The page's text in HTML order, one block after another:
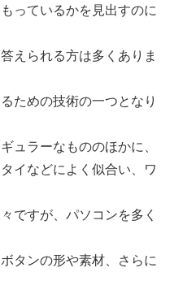
っているかを見出すのに
えられる方は多くありま
ための技術の一つとなり
ュラーなもののほかに、
イなどによく似合い、ワ
ですが、パソコンを多く
タンの形や素材、さらに